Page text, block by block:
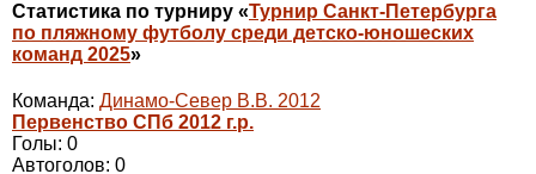
Статистика по турниру «Турнир Санкт-Петербурга
по пляжному футболу среди детско-юношеских
команд 2025»
Команда: Динамо-Север В.В. 2012
Первенство СПб 2012 г.р.
Голы: 0
Автоголов: 0